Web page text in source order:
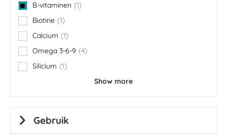
B-vitaminen 1
item
Biotine 1
item
Calcium
1
item
Omega 3-6-9
4
items
Silicium
1
item
Show more
Gebruik